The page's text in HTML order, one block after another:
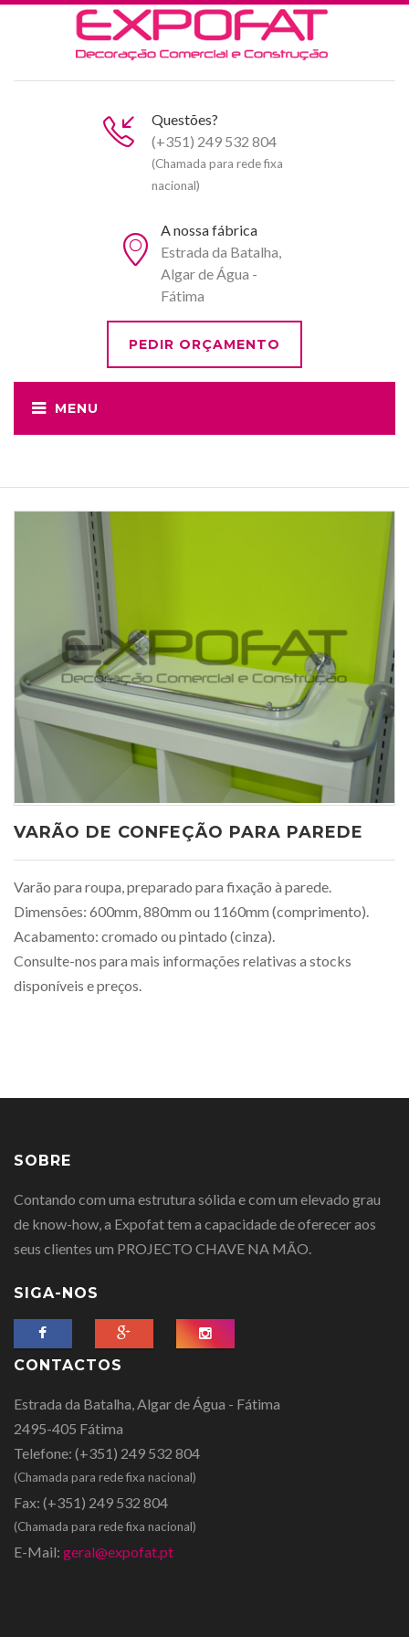
Questões?
(+351) 249 532 804
(Chamada para rede fixa
nacional)
A nossa fábrica
Estrada da Batalha,
Algar de Água -
Fátima
PEDIR ORÇAMENTO
VARÃO DE CONFEÇÃO PARA PAREDE
Varão para roupa, preparado para fixação à parede.
Dimensões: 600mm, 880mm ou 1160mm (comprimento).
Acabamento: cromado ou pintado (cinza).
Consulte-nos para mais informações relativas a stocks
disponíveis e preços.
SOBRE
Contando com uma estrutura sólida e com um elevado grau
de know-how, a Expofat tem a capacidade de oferecer aos
seus clientes um PROJECTO CHAVE NA MÃO.
SIGA-NOS
CONTACTOS
Estrada da Batalha, Algar de Água - Fátima
2495-405 Fátima
Telefone: (+351) 249 532 804
(Chamada para rede fixa nacional)
Fax: (+351) 249 532 804
(Chamada para rede fixa nacional)
E-Mail: geral@expofat.pt